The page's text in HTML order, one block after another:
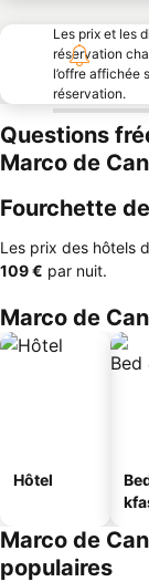
Les prix et les
réservation
l’offre affichée
réservation.
Questions
Marco de
Fourchette
Les prix des hôtels
‎109 € par nuit.
Marco de
Hôtel
Marco de
populaires